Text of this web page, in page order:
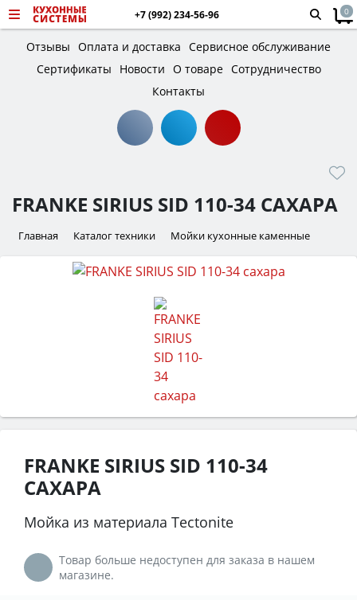
+7 (992) 234-56-96 0
Отзывы Оплата и доставка Сервисное обслуживание
Сертификаты
Новости О товаре Сотрудничество
Контакты
FRANKE SIRIUS SID 110-34 САХАРА
Главная Каталог техники Мойки кухонные каменные
FRANKE SIRIUS SID 110-34
САХАРА
Мойка из материала Tectonite
Товар больше недоступен для заказа в нашем
магазине.